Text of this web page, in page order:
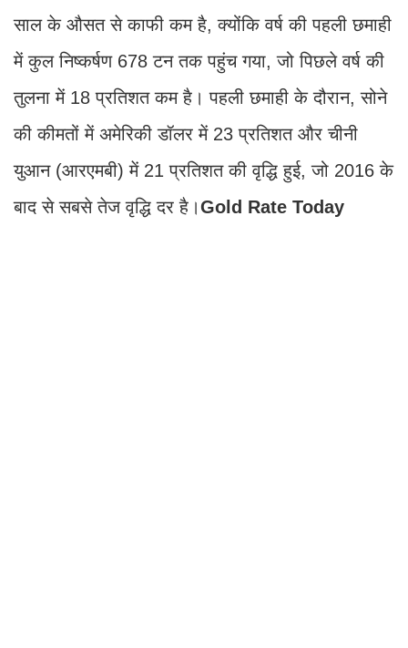
साल के औसत से काफी कम है, क्योंकि वर्ष की पहली छमाही
में कुल निष्कर्षण 678 टन तक पहुंच गया, जो पिछले वर्ष की
तुलना में 18 प्रतिशत कम है। पहली छमाही के दौरान, सोने
की कीमतों में अमेरिकी डॉलर में 23 प्रतिशत और चीनी
युआन (आरएमबी) में 21 प्रतिशत की वृद्धि हुई, जो 2016 के
बाद से सबसे तेज वृद्धि दर है।Gold Rate Today